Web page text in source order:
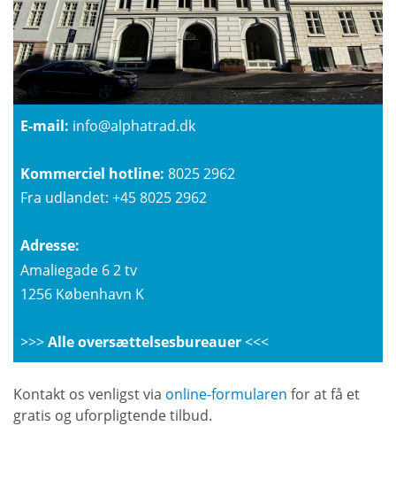
E-mail: info@alphatrad.dk
Kommerciel hotline: 8025 2962
Fra udlandet: +45 8025 2962
Adresse:
Amaliegade 6 2 tv
1256 København K
>>>Alle oversættelsesbureauer<<<
Kontakt os venligst via online-formularen for at få et
gratis og uforpligtende tilbud.